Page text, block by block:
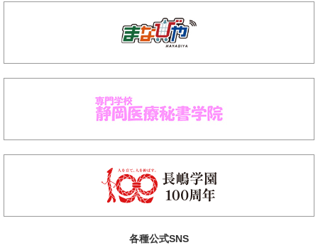
各種公式SNS